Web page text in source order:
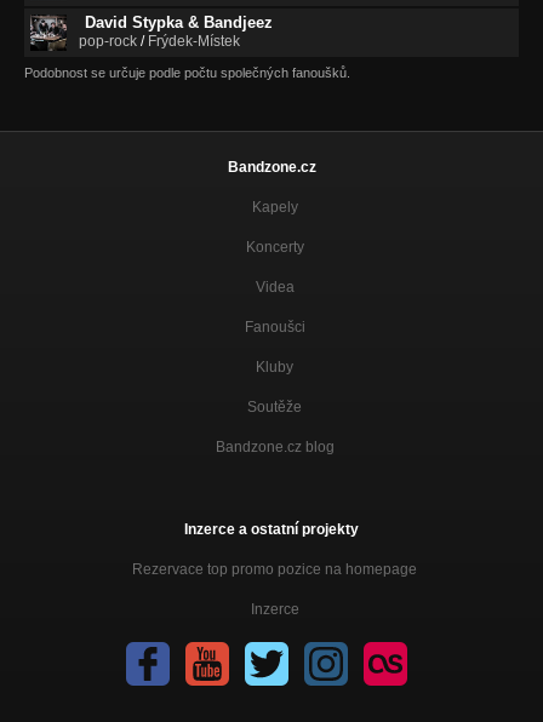
David Stypka & Bandjeez
pop-rock / Frýdek-Místek
Podobnost se určuje podle počtu společných fanoušků.
Bandzone.cz
Kapely
Koncerty
Videa
Fanoušci
Kluby
Soutěže
Bandzone.cz blog
Inzerce a ostatní projekty
Rezervace top promo pozice na homepage
Inzerce